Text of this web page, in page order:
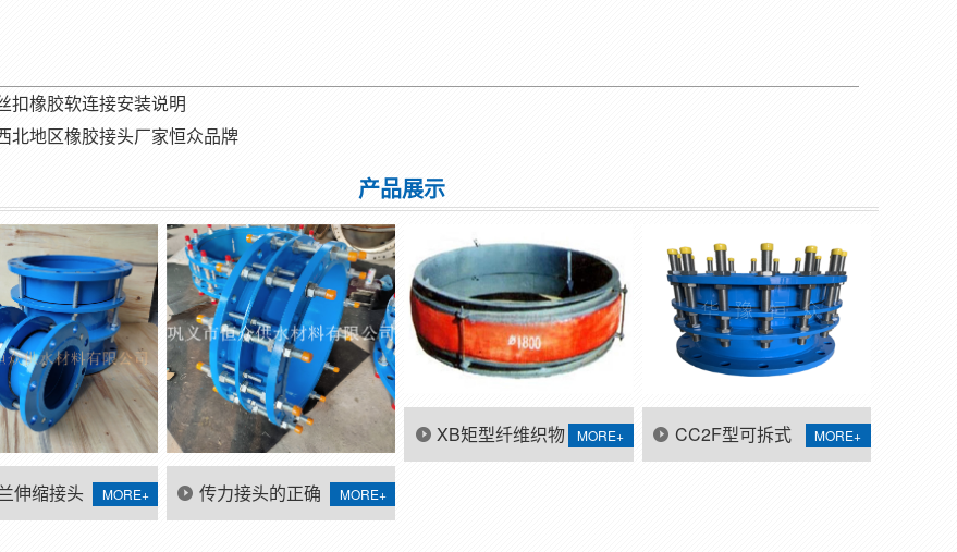
扣橡胶软连接安装说明
北地区橡胶接头厂家恒众品牌
产品展示
MORE+
伸缩接头 MORE+
传力接头的正确
MORE+
XB矩型纤维织物 MORE+
CC2F型可拆式